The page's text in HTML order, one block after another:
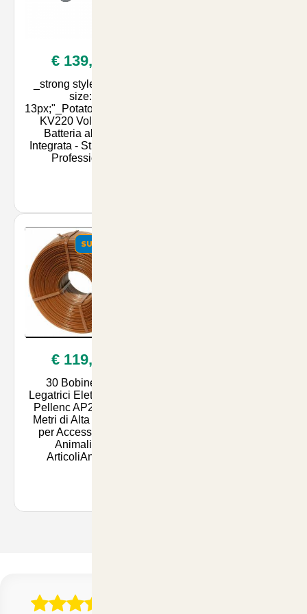
€ 139,00
_strong style="font-
size:
13px;"_Potatore_/strong_
KV220 Volpi con
Batteria al Litio
Integrata - Strumento
Professiona
SUMMER
€ 119,90
30 Bobine per
Legatrici Elettroniche
Pellenc AP25 - 200
Metri di Alta Qualità
per Accessori per
Animali su
ArticoliAnimal